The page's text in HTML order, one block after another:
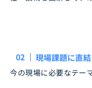
02 現場課題に直結
今の現場に必要なテー